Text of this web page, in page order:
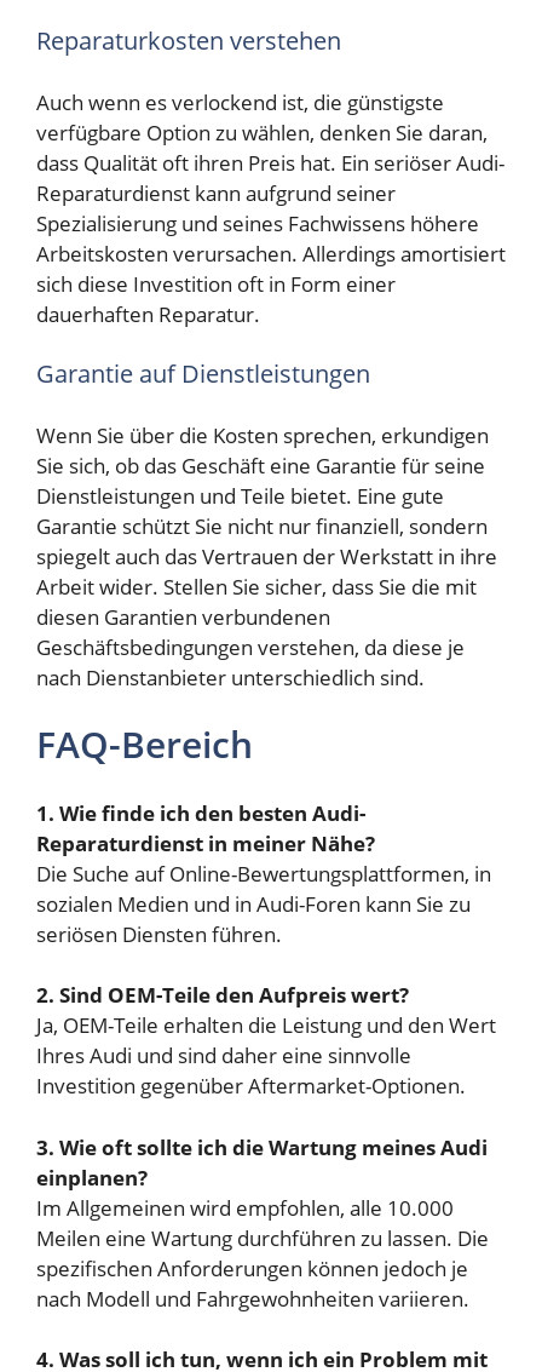
Reparaturkosten verstehen
Auch wenn es verlockend ist, die günstigste
verfügbare Option zu wählen, denken Sie daran,
dass Qualität oft ihren Preis hat. Ein seriöser Audi-
Reparaturdienst kann aufgrund seiner
Spezialisierung und seines Fachwissens höhere
Arbeitskosten verursachen. Allerdings amortisiert
sich diese Investition oft in Form einer
dauerhaften Reparatur.
Garantie auf Dienstleistungen
Wenn Sie über die Kosten sprechen, erkundigen
Sie sich, ob das Geschäft eine Garantie für seine
Dienstleistungen und Teile bietet. Eine gute
Garantie schützt Sie nicht nur finanziell, sondern
spiegelt auch das Vertrauen der Werkstatt in ihre
Arbeit wider. Stellen Sie sicher, dass Sie die mit
diesen Garantien verbundenen
Geschäftsbedingungen verstehen, da diese je
nach Dienstanbieter unterschiedlich sind.
FAQ-Bereich
1. Wie finde ich den besten Audi-
Reparaturdienst in meiner Nähe?
Die Suche auf Online-Bewertungsplattformen, in
sozialen Medien und in Audi-Foren kann Sie zu
seriösen Diensten führen.
2. Sind OEM-Teile den Aufpreis wert?
Ja, OEM-Teile erhalten die Leistung und den Wert
Ihres Audi und sind daher eine sinnvolle
Investition gegenüber Aftermarket-Optionen.
3. Wie oft sollte ich die Wartung meines Audi
einplanen?
Im Allgemeinen wird empfohlen, alle 10.000
Meilen eine Wartung durchführen zu lassen. Die
spezifischen Anforderungen können jedoch je
nach Modell und Fahrgewohnheiten variieren.
4. Was soll ich tun, wenn ich ein Problem mit